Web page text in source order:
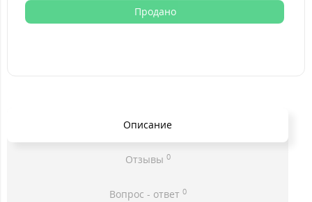
Продано
Описание
Отзывы 0
Вопрос - ответ 0